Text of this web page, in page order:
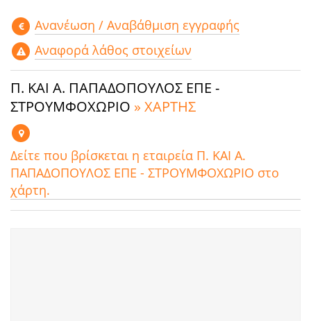
Aνανέωση / Αναβάθμιση εγγραφής
Αναφορά λάθος στοιχείων
Π. ΚΑΙ Α. ΠΑΠΑΔΟΠΟΥΛΟΣ ΕΠΕ -
ΣΤΡΟΥΜΦΟΧΩΡΙΟ » ΧΑΡΤΗΣ
Δείτε που βρίσκεται η εταιρεία Π. ΚΑΙ Α.
ΠΑΠΑΔΟΠΟΥΛΟΣ ΕΠΕ - ΣΤΡΟΥΜΦΟΧΩΡΙΟ στο
χάρτη.